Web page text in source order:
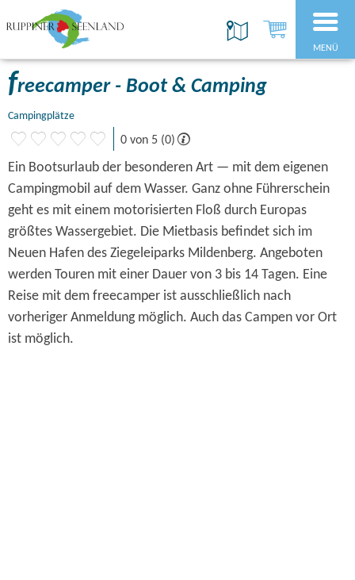
MENÜ
freecamper - Boot & Camping
Campingplätze
0 von 5 (0)
Ein Bootsurlaub der besonderen Art — mit dem eigenen
Campingmobil auf dem Wasser. Ganz ohne Führerschein
geht es mit einem motorisierten Floß durch Europas
größtes Wassergebiet. Die Mietbasis befindet sich im
Neuen Hafen des Ziegeleiparks Mildenberg. Angeboten
werden Touren mit einer Dauer von 3 bis 14 Tagen. Eine
Reise mit dem freecamper ist ausschließlich nach
vorheriger Anmeldung möglich. Auch das Campen vor Ort
ist möglich.